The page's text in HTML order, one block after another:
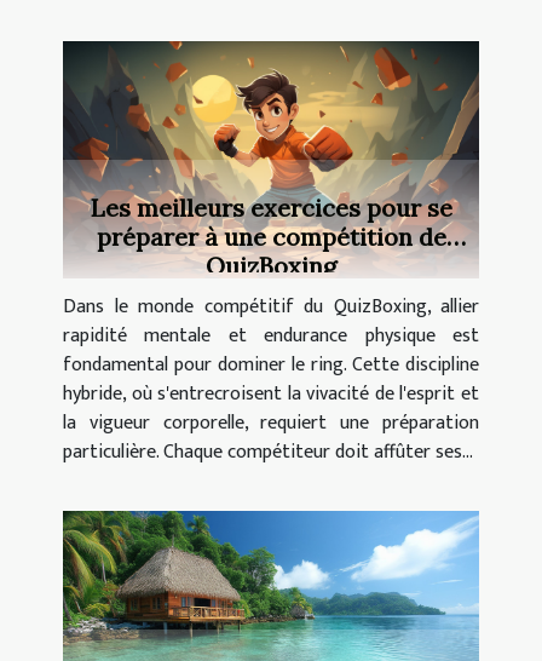
Les meilleurs exercices pour se
préparer à une compétition de
QuizBoxing
Dans le monde compétitif du QuizBoxing, allier
rapidité mentale et endurance physique est
fondamental pour dominer le ring. Cette discipline
hybride, où s'entrecroisent la vivacité de l'esprit et
la vigueur corporelle, requiert une préparation
particulière. Chaque compétiteur doit affûter ses...